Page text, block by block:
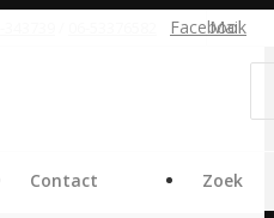
Facebook
Mail
Contact Zoek